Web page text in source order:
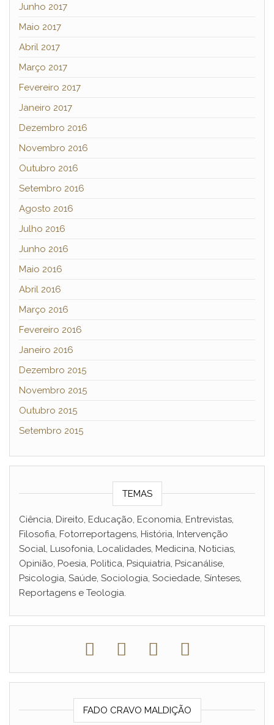
Junho 2017
Maio 2017
Abril 2017
Março 2017
Fevereiro 2017
Janeiro 2017
Dezembro 2016
Novembro 2016
Outubro 2016
Setembro 2016
Agosto 2016
Julho 2016
Junho 2016
Maio 2016
Abril 2016
Março 2016
Fevereiro 2016
Janeiro 2016
Dezembro 2015
Novembro 2015
Outubro 2015
Setembro 2015
TEMAS
Ciência, Direito, Educação, Economia, Entrevistas,
Filosofia, Fotorreportagens, História, Intervenção
Social, Lusofonia, Localidades, Medicina, Noticias,
Opinião, Poesia, Politica, Psiquiatria, Psicanálise,
Psicologia, Saúde, Sociologia, Sociedade, Sínteses,
Reportagens e Teologia.
FADO CRAVO MALDIÇÃO